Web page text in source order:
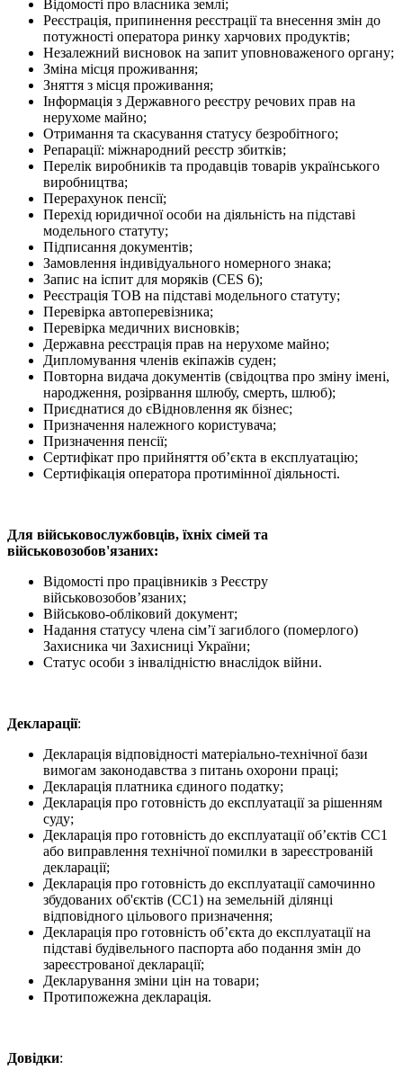
Відомості про власника землі;
Реєстрація, припинення реєстрації та внесення змін до
потужності оператора ринку харчових продуктів;
Незалежний висновок на запит уповноваженого органу;
Зміна місця проживання;
Зняття з місця проживання;
Інформація з Державного реєстру речових прав на
нерухоме майно;
Отримання та скасування статусу безробітного;
Репарації: міжнародний реєстр збитків;
Перелік виробників та продавців товарів українського
виробництва;
Перерахунок пенсії;
Перехід юридичної особи на діяльність на підставі
модельного статуту;
Підписання документів;
Замовлення індивідуального номерного знака;
Запис на іспит для моряків (CES 6);
Реєстрація ТОВ на підставі модельного статуту;
Перевірка автоперевізника;
Перевірка медичних висновків;
Державна реєстрація прав на нерухоме майно;
Дипломування членів екіпажів суден;
Повторна видача документів (свідоцтва про зміну імені,
народження, розірвання шлюбу, смерть, шлюб);
Приєднатися до єВідновлення як бізнес;
Призначення належного користувача;
Призначення пенсії;
Сертифікат про прийняття об’єкта в експлуатацію;
Сертифікація оператора протимінної діяльності.
Для військовослужбовців, їхніх сімей та
військовозобов'язаних:
Відомості про працівників з Реєстру
військовозобовʼязаних;
Військово-обліковий документ;
Надання статусу члена сім’ї загиблого (померлого)
Захисника чи Захисниці України;
Статус особи з інвалідністю внаслідок війни.
Декларації:
Декларація відповідності матеріально-технічної бази
вимогам законодавства з питань охорони праці;
Декларація платника єдиного податку;
Декларація про готовність до експлуатації за рішенням
суду;
Декларація про готовність до експлуатації об’єктів СС1
або виправлення технічної помилки в зареєстрованій
декларації;
Декларація про готовність до експлуатації самочинно
збудованих об'єктів (СС1) на земельній ділянці
відповідного цільового призначення;
Декларація про готовність обʼєкта до експлуатації на
підставі будівельного паспорта або подання змін до
зареєстрованої декларації;
Декларування зміни цін на товари;
Протипожежна декларація.
Довідки: